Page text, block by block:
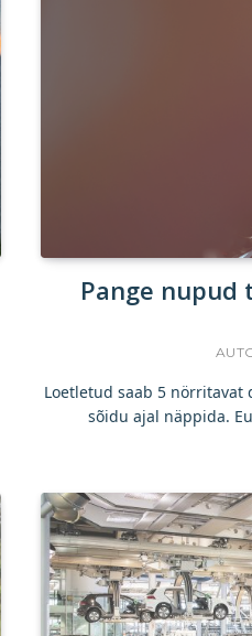
Pange
Loetletud saab 5
sõidu ajal näppida.